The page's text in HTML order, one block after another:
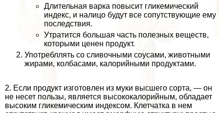
Длительная варка повысит гликемический
индекс, и налицо будут все сопутствующие ему
последствия.
Утратится большая часть полезных веществ,
которыми ценен продукт.
Употрeбллять со сливочными соусами, животными
жирами, колбасами, калорийными продуктами.
2. Если продукт изготовлен из муки высшего сорта, — он
не несет пользы, является высококалорийным, обладает
высоким гликемическим индексом. Клетчатка в нем